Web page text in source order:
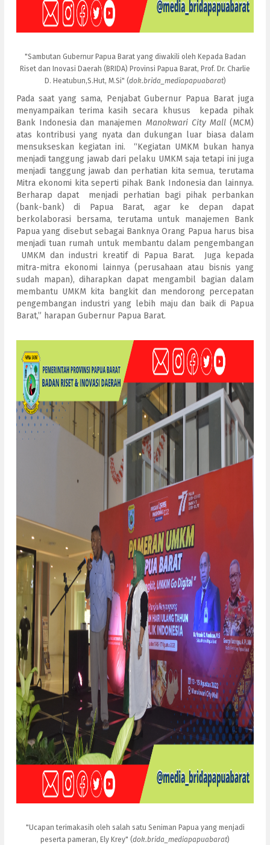
"Sambutan Gubernur Papua Barat yang diwakili oleh Kepada Badan
Riset dan Inovasi Daerah (BRIDA) Provinsi Papua Barat, Prof. Dr. Charlie
D. Heatubun,S.Hut, M.Si" (dok.brida_mediapapuabarat)
Pada saat yang sama, Penjabat Gubernur Papua Barat juga
menyampaikan terima kasih secara khusus kepada pihak
Bank Indonesia dan manajemen Manokwari City Mall(MCM)
atas kontribusi yang nyata dan dukungan luar biasa dalam
mensukseskan kegiatan ini. “Kegiatan UMKM bukan hanya
menjadi tanggung jawab dari pelaku UMKM saja tetapi ini juga
menjadi tanggung jawab dan perhatian kita semua, terutama
Mitra ekonomi kita seperti pihak Bank Indonesia dan lainnya.
Berharap dapat menjadi perhatian bagi pihak perbankan
(bank-bank) di Papua Barat, agar ke depan dapat
berkolaborasi bersama, terutama untuk manajemen Bank
Papua yang disebut sebagai Banknya Orang Papua harus bisa
menjadi tuan rumah untuk membantu dalam pengembangan
UMKM dan industri kreatif di Papua Barat. Juga kepada
mitra-mitra ekonomi lainnya (perusahaan atau bisnis yang
sudah mapan), diharapkan dapat mengambil bagian dalam
membantu UMKM kita bangkit dan mendorong percepatan
pengembangan industri yang lebih maju dan baik di Papua
Barat,” harapan Gubernur Papua Barat.
"Ucapan terimakasih oleh salah satu Seniman Papua yang menjadi
peserta pameran, Ely Krey" (dok.brida_mediapapuabarat)